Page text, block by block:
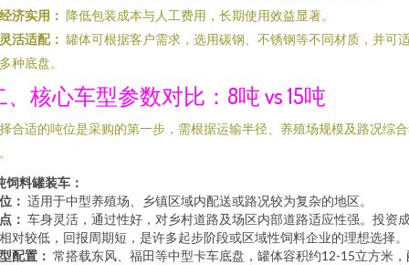
经济实用： 降低包装成本与人工费用，长期使用效益显著。
灵活适配： 罐体可根据客户需求，选用碳钢、不锈钢等不同材质，并可
种底盘。
、核心车型参数对比：8吨 vs 15吨
合适的吨位是采购的第一步，需根据运输半径、养殖场规模及路况综
饲料罐装车：
： 适用于中型养殖场、乡镇区域内配送或路况较为复杂的地区。
： 车身灵活，通过性好，对乡村道路及场区内部道路适应性强。投资
对较低，回报周期短，是许多起步阶段或区域性饲料企业的理想选择。
配置： 常搭载东风、福田等中型卡车底盘，罐体容积约12-15立方米，